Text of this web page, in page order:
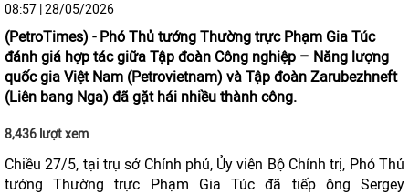
08:57 | 28/05/2026
(PetroTimes) - Phó Thủ tướng Thường trực Phạm Gia Túc
đánh giá hợp tác giữa Tập đoàn Công nghiệp – Năng lượng
quốc gia Việt Nam (Petrovietnam) và Tập đoàn Zarubezhneft
(Liên bang Nga) đã gặt hái nhiều thành công.
8,436 lượt xem
Chiều 27/5, tại trụ sở Chính phủ, Ủy viên Bộ Chính trị, Phó Thủ
tướng Thường trực Phạm Gia Túc đã tiếp ông Sergey